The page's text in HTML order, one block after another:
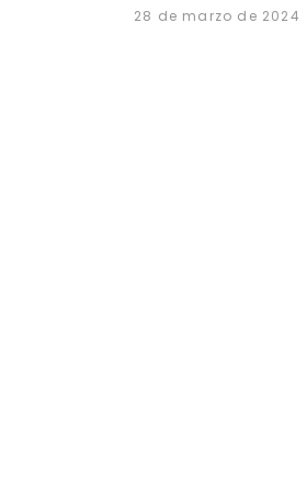
28 de marzo de 2024